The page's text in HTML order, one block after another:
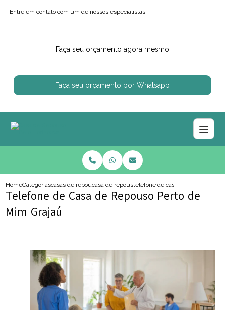
Entre em contato com um de nossos especialistas!
Faça seu orçamento agora mesmo
Faça seu orçamento por Whatsapp
HomeCategoriascasas de repousocasa de repouso regiao centro sul
telefone de casa de repouso
Telefone de Casa de Repouso Perto de
Mim Grajaú